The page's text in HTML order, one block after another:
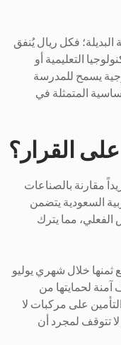
فكل ريال يُنفق
التعليمية أو
يسمح للمدرسة
المتمثلة في
القرار؟
مقارنة بالصناعات
السعودية يتضمن
الفعلي، مما يترك
ثمنها خلال شهري يوليو
لحمايتها من
على مركبات لا
تتوقف لمجرد أن